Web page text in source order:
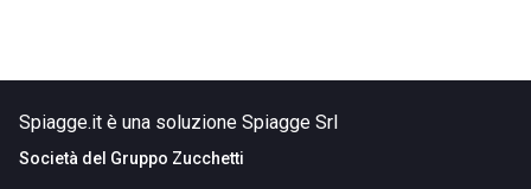
Spiagge.it è una soluzione Spiagge Srl
Società del Gruppo Zucchetti